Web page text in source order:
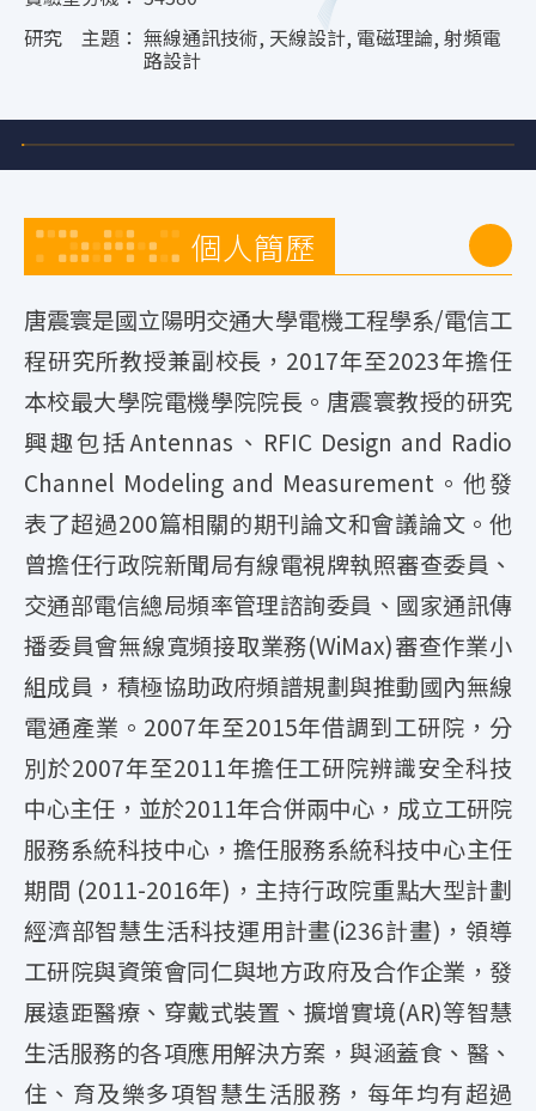
研究 主題： 無線通訊技術, 天線設計, 電磁理論, 射頻電
路設計
個人簡歷
唐震寰是國立陽明交通大學電機工程學系/電信工
程研究所教授兼副校長，2017年至2023年擔任
本校最大學院電機學院院長。唐震寰教授的研究
興趣包括Antennas、RFIC Design and Radio
Channel Modeling and Measurement。他發
表了超過200篇相關的期刊論文和會議論文。他
曾擔任行政院新聞局有線電視牌執照審查委員、
交通部電信總局頻率管理諮詢委員、國家通訊傳
播委員會無線寬頻接取業務(WiMax)審查作業小
組成員，積極協助政府頻譜規劃與推動國內無線
電通產業。2007年至2015年借調到工研院，分
別於2007年至2011年擔任工研院辨識安全科技
中心主任，並於2011年合併兩中心，成立工研院
服務系統科技中心，擔任服務系統科技中心主任
期間 (2011-2016年)，主持行政院重點大型計劃
經濟部智慧生活科技運用計畫(i236計畫)，領導
工研院與資策會同仁與地方政府及合作企業，發
展遠距醫療、穿戴式裝置、擴增實境(AR)等智慧
生活服務的各項應用解決方案，與涵蓋食、醫、
住、育及樂多項智慧生活服務，每年均有超過